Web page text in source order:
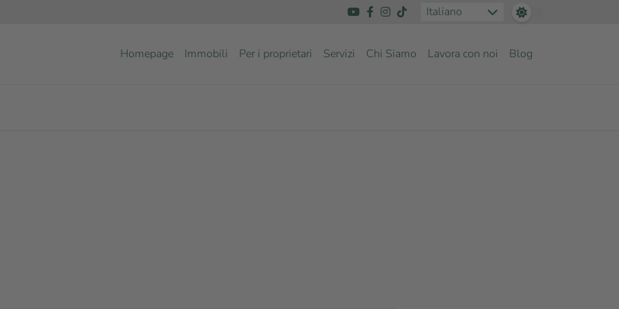
Italiano
Homepage Immobili Per i proprietari Servizi Chi Siamo Lavora con noi Blog